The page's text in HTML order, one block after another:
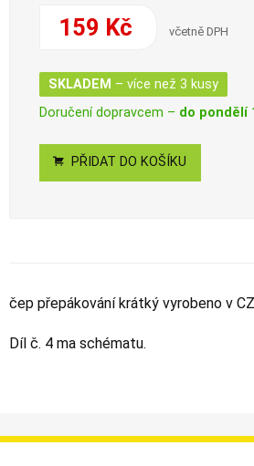
159 Kč včetně DPH
SKLADEM – více než 3 kusy
Doručení dopravcem – do pondělí
PŘIDAT DO KOŠÍKU
čep přepákování krátký vyrobeno v CZ
Díl č. 4 ma schématu.
Informace
Můj